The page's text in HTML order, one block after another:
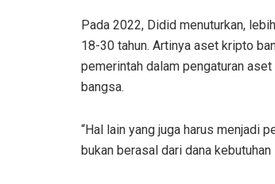
Pada 2022, Didid menuturkan,
18-30 tahun. Artinya aset kripto
pemerintah dalam pengaturan
bangsa.
“Hal lain yang juga harus menjadi
bukan berasal dari dana